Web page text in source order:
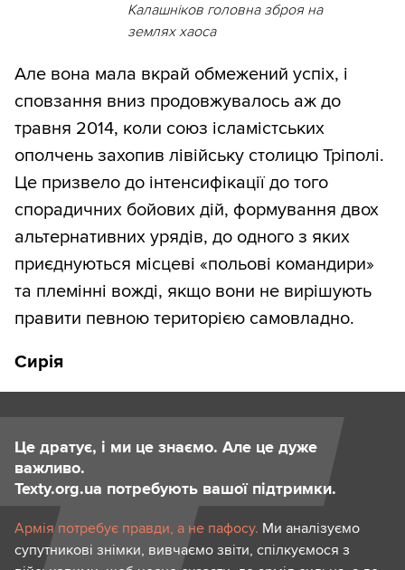
Калашніков головна зброя на
землях хаоса
Але вона мала вкрай обмежений успіх, і
сповзання вниз продовжувалось аж до
травня 2014, коли союз ісламістських
ополчень захопив лівійську столицю Тріполі.
Це призвело до інтенсифікації до того
спорадичних бойових дій, формування двох
альтернативних урядів, до одного з яких
приєднуються місцеві «польові командири»
та племінні вожді, якщо вони не вирішують
правити певною територією самовладно.
Сирія
Це дратує, і ми це знаємо. Але це дуже
важливо.
Texty.org.ua потребують вашої підтримки.
Армія потребує правди, а не пафосу. Ми аналізуємо
супутникові знімки, вивчаємо звіти, спілкуємося з